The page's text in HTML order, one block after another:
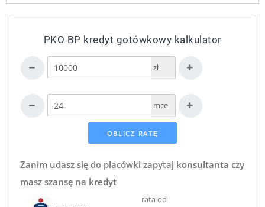
PKO BP kredyt gotówkowy kalkulator
zł
mce
Zanim udasz się do placówki zapytaj konsultanta czy
masz szansę na kredyt
rata od